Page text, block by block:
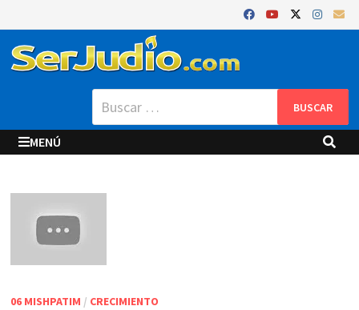
al
contenido
Buscar:
MENÚ
06 MISHPATIM / CRECIMIENTO